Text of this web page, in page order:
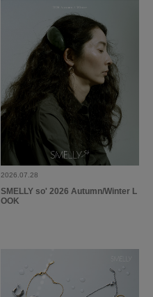
2026.07.28
SMELLY so' 2026 Autumn/Winter L
OOK